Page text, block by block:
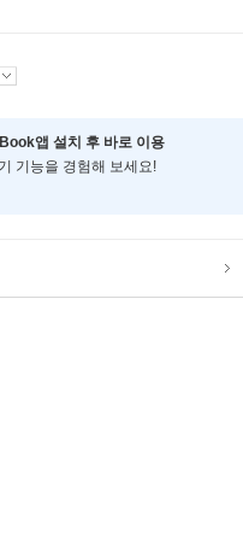
앱 설치 후 바로 이용
기능을 경험해 보세요!